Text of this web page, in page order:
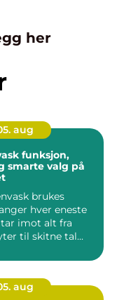
her
aug
smarte valg på
brukes
hver eneste
imot alt fra
til skitne tal...
aug